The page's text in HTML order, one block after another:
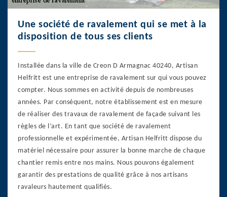
Une société de ravalement qui se met à la
disposition de tous ses clients
Installée dans la ville de Creon D Armagnac 40240, Artisan
Helfritt est une entreprise de ravalement sur qui vous pouvez
compter. Nous sommes en activité depuis de nombreuses
années. Par conséquent, notre établissement est en mesure
de réaliser des travaux de ravalement de façade suivant les
règles de l’art. En tant que société de ravalement
professionnelle et expérimentée, Artisan Helfritt dispose du
matériel nécessaire pour assurer la bonne marche de chaque
chantier remis entre nos mains. Nous pouvons également
garantir des prestations de qualité grâce à nos artisans
ravaleurs hautement qualifiés.